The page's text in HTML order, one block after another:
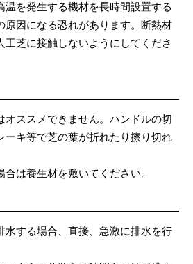
温を発生する機材を長時間設置する
原因になる恐れがあります。断熱材
工芝に接触しないようにしてくださ
オススメできません。ハンドルの切
ーキ等で芝の葉が折れたり擦り切れ
は養生材を敷いてください。
水する場合、直接、急激に排水を行